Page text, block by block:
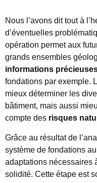
Nous l’avons dit tout à
d’éventuelles
opération permet aux
grands ensembles
informations
fondations par exemple.
mieux déterminer les
bâtiment, mais aussi
compte des risques
Grâce au résultat de
système de fondations
adaptations nécessaires
solidité. Cette étape est